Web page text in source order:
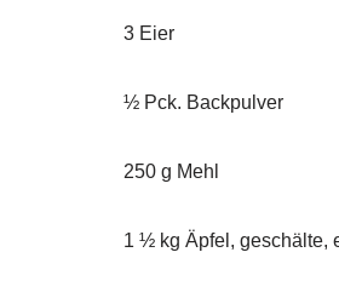
3 Eier
½ Pck. Backpulver
250 g Mehl
1 ½ kg Äpfel, geschälte,